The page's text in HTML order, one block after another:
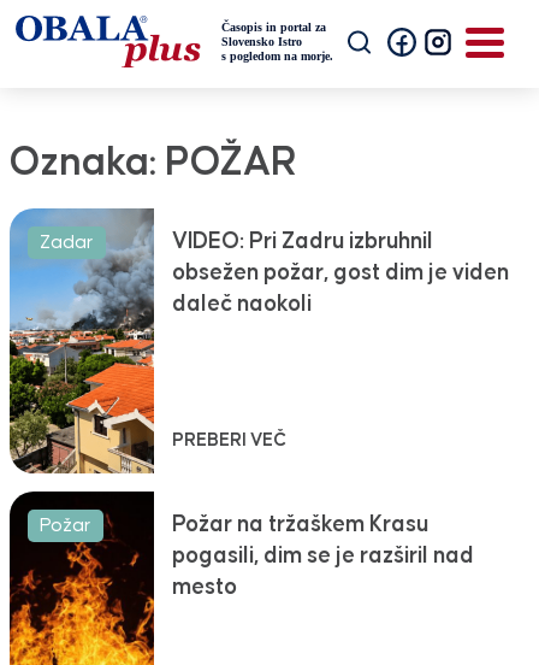
Oznaka: POŽAR
Zadar
VIDEO: Pri Zadru izbruhnil
obsežen požar, gost dim je viden
daleč naokoli
PREBERI VEČ
Požar
Požar na tržaškem Krasu
pogasili, dim se je razširil nad
mesto